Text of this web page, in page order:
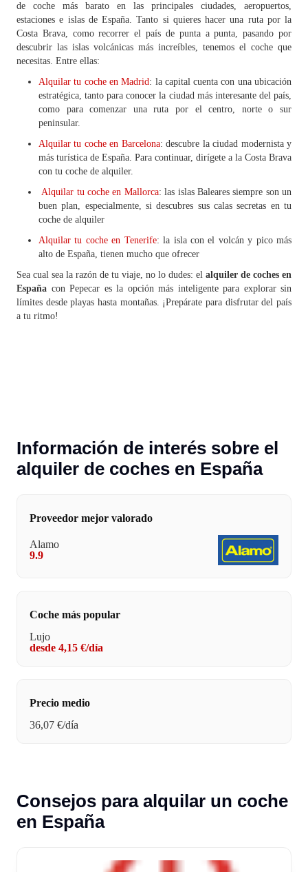
de coche más barato en las principales ciudades, aeropuertos,
estaciones e islas de España. Tanto si quieres hacer una ruta por la
Costa Brava, como recorrer el país de punta a punta, pasando por
descubrir las islas volcánicas más increíbles, tenemos el coche que
necesitas. Entre ellas:
Alquilar tu coche en Madrid: la capital cuenta con una ubicación
estratégica, tanto para conocer la ciudad más interesante del país,
como para comenzar una ruta por el centro, norte o sur
peninsular.
Alquilar tu coche en Barcelona: descubre la ciudad modernista y
más turística de España. Para continuar, dirígete a la Costa Brava
con tu coche de alquiler.
Alquilar tu coche en Mallorca: las islas Baleares siempre son un
buen plan, especialmente, si descubres sus calas secretas en tu
coche de alquiler
Alquilar tu coche en Tenerife: la isla con el volcán y pico más
alto de España, tienen mucho que ofrecer
Sea cual sea la razón de tu viaje, no lo dudes: el alquiler de coches en
España con Pepecar es la opción más inteligente para explorar sin
límites desde playas hasta montañas. ¡Prepárate para disfrutar del país
a tu ritmo!
Información de interés sobre el
alquiler de coches en España
Proveedor mejor valorado
Alamo
9.9
Coche más popular
Lujo
desde 4,15 €/día
Precio medio
36,07 €/día
Consejos para alquilar un coche
en España